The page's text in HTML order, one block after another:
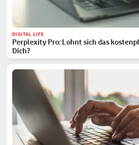
DIGITAL LIFE
Perplexity Pro: Lohnt sich das
Dich?